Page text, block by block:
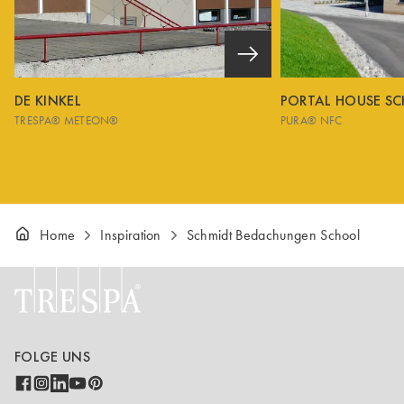
DE KINKEL
TRESPA® METEON®
PORTAL HOUSE
PURA® NFC
Home Inspiration Schmidt Bedachungen School
FOLGE UNS